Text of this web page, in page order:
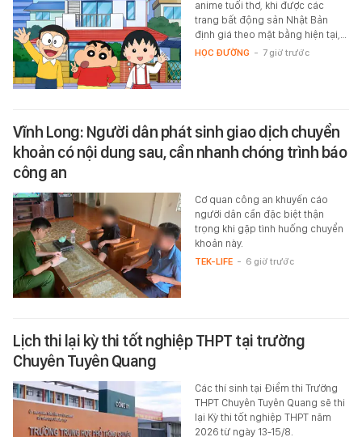
anime tuổi thơ, khi được các
trang bất động sản Nhật Bản
định giá theo mặt bằng hiện tại,…
HỌC ĐƯỜNG - 7 giờ trước
Vĩnh Long: Người dân phát sinh giao dịch chuyển
khoản có nội dung sau, cần nhanh chóng trình báo
công an
Cơ quan công an khuyến cáo
người dân cần đặc biệt thận
trọng khi gặp tình huống chuyển
khoản này.
TEK-LIFE - 6 giờ trước
Lịch thi lại kỳ thi tốt nghiệp THPT tại trường
Chuyên Tuyên Quang
Các thí sinh tại Điểm thi Trường
THPT Chuyên Tuyên Quang sẽ thi
lại Kỳ thi tốt nghiệp THPT năm
2026 từ ngày 13-15/8.